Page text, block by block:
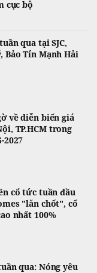
cục bộ
qua tại SJC,
Bảo Tín Mạnh Hải
về diễn biến giá
TP.HCM trong
2027
cổ tức tuần đầu
"lăn chốt", cổ
nhất 100%
qua: Nóng yêu